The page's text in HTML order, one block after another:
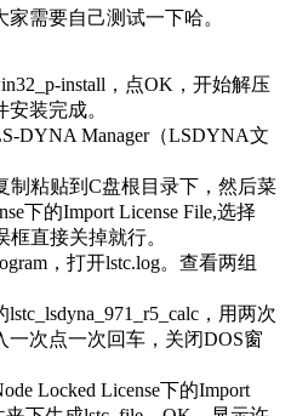
需要自己测试一下哈。
install，点OK，开始解压
装完成。
DYNA Manager（LSDYNA文
制粘贴到C盘根目录下，然后菜
下的Import License File,选择
直接关掉就行。
，打开lstc.log。查看两组
，用两次
次点一次回车，关闭DOS窗
Locked License下的Import